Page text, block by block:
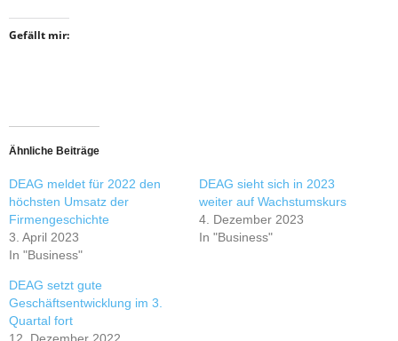
Gefällt mir:
Ähnliche Beiträge
DEAG meldet für 2022 den
höchsten Umsatz der
Firmengeschichte
3. April 2023
In "Business"
DEAG sieht sich in 2023
weiter auf Wachstumskurs
4. Dezember 2023
In "Business"
DEAG setzt gute
Geschäftsentwicklung im 3.
Quartal fort